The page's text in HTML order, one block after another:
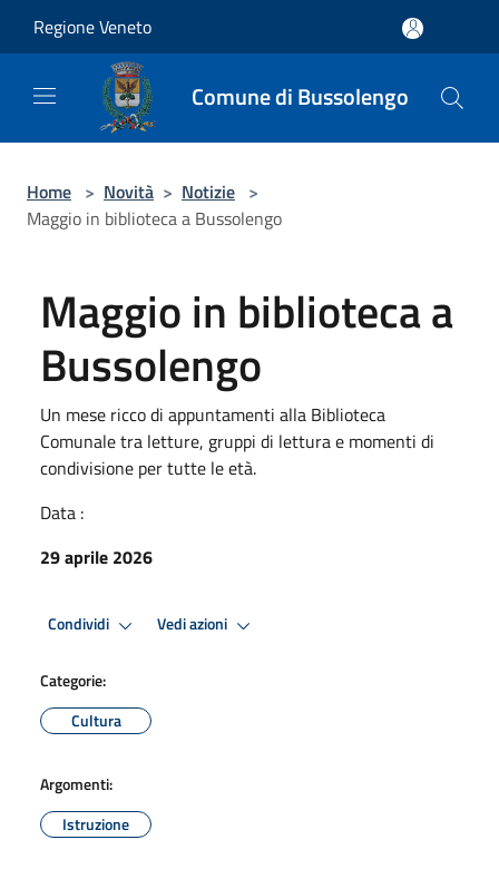
Regione Veneto
Comune di Bussolengo
Home > Novità > Notizie >
Maggio in biblioteca a Bussolengo
Maggio in biblioteca a
Bussolengo
Un mese ricco di appuntamenti alla Biblioteca
Comunale tra letture, gruppi di lettura e momenti di
condivisione per tutte le età.
Data :
29 aprile 2026
Condividi Vedi azioni
Categorie:
Cultura
Argomenti:
Istruzione